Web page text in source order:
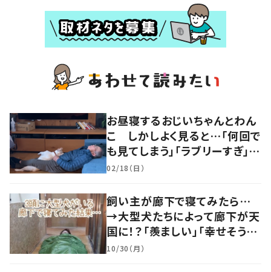
お昼寝するおじいちゃんとわん
こ しかしよく見ると…「何回で
も見てしまう」「ラブリーすぎ」の
声
02/18（日）
飼い主が廊下で寝てみたら…
→大型犬たちによって廊下が天
国に！？「羨ましい」「幸せそう」
の声
10/30（月）